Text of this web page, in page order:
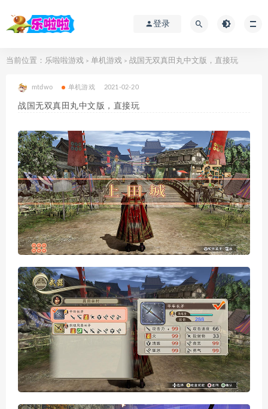
登录
当前位置： 乐啦啦游戏 > 单机游戏 > 战国无双真田丸中文版，直接玩
mtdwo 单机游戏 2021-02-20
战国无双真田丸中文版，直接玩